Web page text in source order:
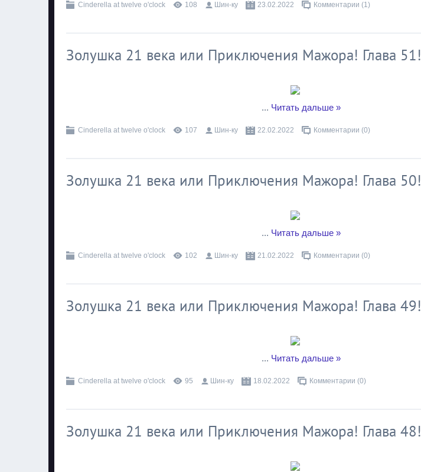
Cinderella at twelve o'clock 108 Шин-ку 23.02.2022 Комментарии (1)
Золушка 21 века или Приключения Мажора! Глава 51!
... Читать дальше »
Cinderella at twelve o'clock 107 Шин-ку 22.02.2022 Комментарии (0)
Золушка 21 века или Приключения Мажора! Глава 50!
... Читать дальше »
Cinderella at twelve o'clock 102 Шин-ку 21.02.2022 Комментарии (0)
Золушка 21 века или Приключения Мажора! Глава 49!
... Читать дальше »
Cinderella at twelve o'clock 95 Шин-ку 18.02.2022 Комментарии (0)
Золушка 21 века или Приключения Мажора! Глава 48!